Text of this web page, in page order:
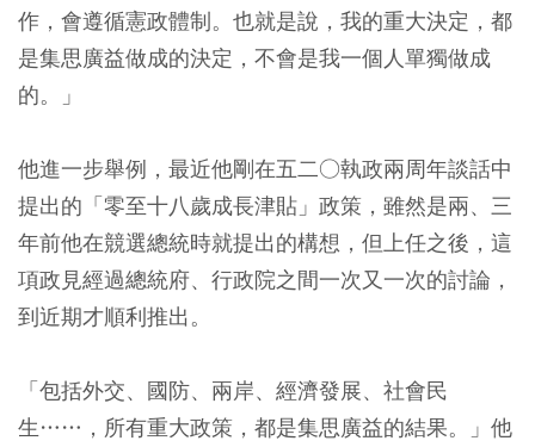
作，會遵循憲政體制。也就是說，我的重大決定，都
是集思廣益做成的決定，不會是我一個人單獨做成
的。」
他進一步舉例，最近他剛在五二○執政兩周年談話中
提出的「零至十八歲成長津貼」政策，雖然是兩、三
年前他在競選總統時就提出的構想，但上任之後，這
項政見經過總統府、行政院之間一次又一次的討論，
到近期才順利推出。
「包括外交、國防、兩岸、經濟發展、社會民
生……，所有重大政策，都是集思廣益的結果。」他